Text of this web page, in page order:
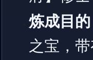
炼成目的
之宝，